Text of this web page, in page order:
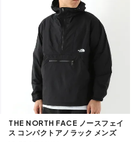
THE NORTH FACE ノースフェイ
ス コンパクトアノラック メンズ